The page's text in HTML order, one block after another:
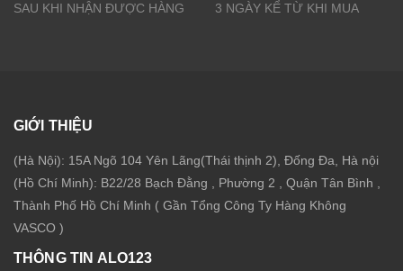
SAU KHI NHẬN ĐƯỢC HÀNG 3 NGÀY KỂ TỪ KHI MUA
GIỚI THIỆU
(Hà Nội): 15A Ngõ 104 Yên Lãng(Thái thịnh 2), Đống Đa, Hà nội
(Hồ Chí Minh): B22/28 Bạch Đằng , Phường 2 , Quận Tân Bình ,
Thành Phố Hồ Chí Minh ( Gần Tổng Công Ty Hàng Không
VASCO )
THÔNG TIN ALO123